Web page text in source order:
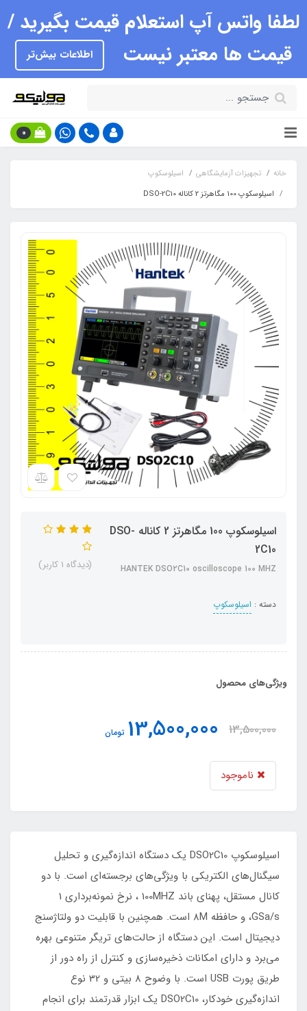
لطفا واتس آپ استعلام قیمت بگیرید /
قیمت ها معتبر نیست
اطلاعات بیش‌تر
0
خانه تجهیزات آزمایشگاهی
اسیلوسکوپ
اسیلوسکوپ 100 مگاهرتز 2 کاناله DSO-2C10
اسیلوسکوپ 100 مگاهرتز 2 کاناله DSO-
2C10
HANTEK DSO2C10 oscilloscope 100 MHZ
دسته : اسیلوسکوپ
(دیدگاه 1 کاربر)
ویژگی‌های محصول
13,500,000
13,500,000 تومان
ناموجود
اسیلوسکوپ DSO2C10 یک دستگاه اندازه‌گیری و تحلیل
سیگنال‌های الکتریکی با ویژگی‌های برجسته‌ای است. با دو
کانال مستقل، پهنای باند 100MHZ ، نرخ نمونه‌برداری 1
GSa/s، و حافظه 8M است. همچنین با قابلیت دو ولتاژ‌سنج
دیجیتال است. این دستگاه از حالت‌های تریگر متنوعی بهره
می‌برد و دارای امکانات ذخیره‌سازی و کنترل از راه دور از
طریق پورت USB است. با وضوح 8 بیتی و 32 نوع
اندازه‌گیری خودکار، DSO2C10 یک ابزار قدرتمند برای انجام